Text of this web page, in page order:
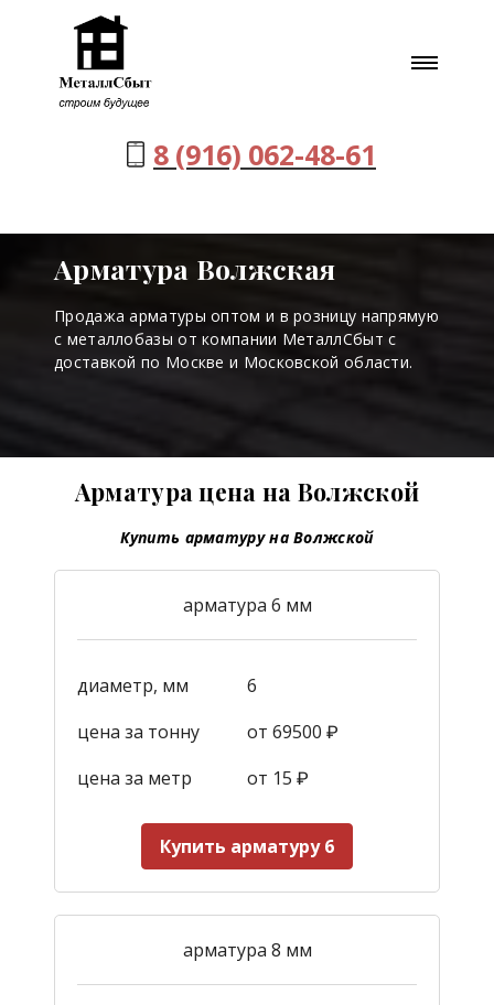
8 (916) 062-48-61
Арматура Волжская
Продажа арматуры оптом и в розницу напрямую
с металлобазы от компании МеталлСбыт с
доставкой по Москве и Московской области.
Арматура цена на Волжской
Купить арматуру на Волжской
арматура 6 мм
диаметр, мм
6
цена за тонну
от 69500 ₽
цена за метр
от 15 ₽
Купить арматуру 6
арматура 8 мм